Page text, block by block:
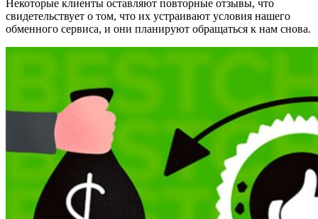
Некоторые клиенты оставляют повторные отзывы, что
свидетельствует о том, что их устраивают условия нашего
обменного сервиса, и они планируют обращаться к нам снова.